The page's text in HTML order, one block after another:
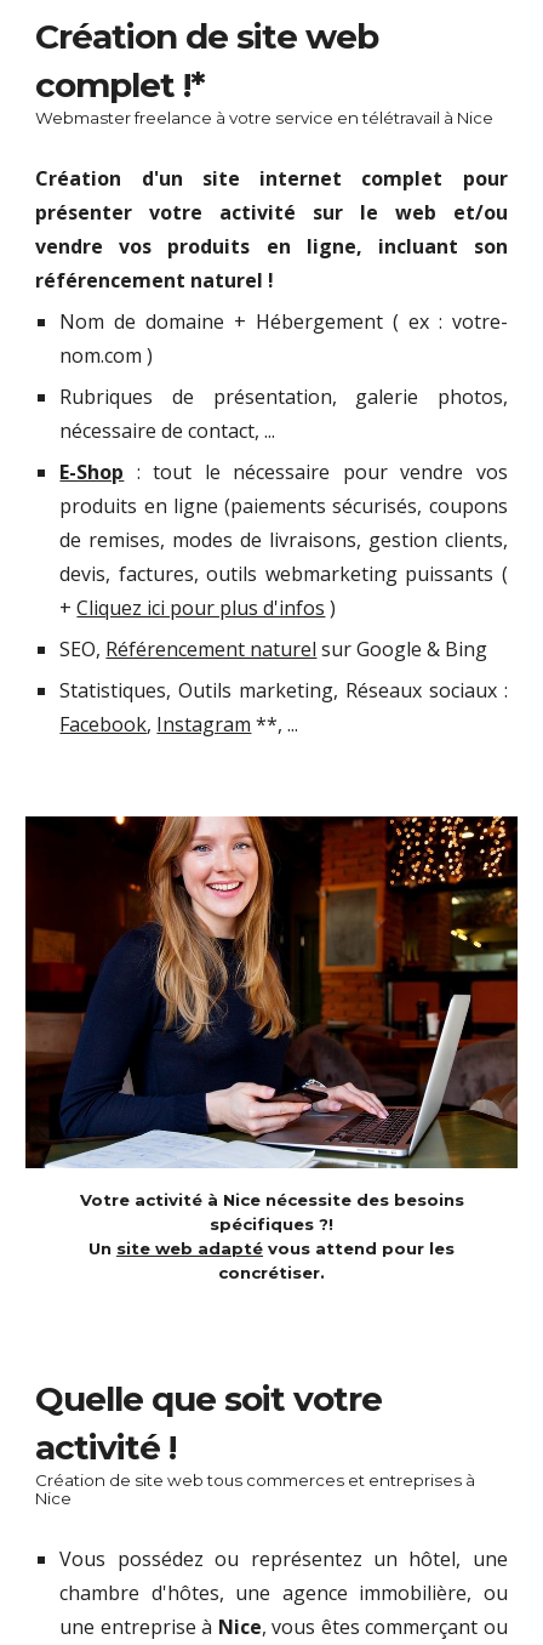
Création de site web
complet !*
Webmasterfreelance à votre service en télétravail à Nice
Création d'un site internet complet pour
présenter votre activité sur le web et/ou
vendre vos produits en ligne, incluant son
référencement naturel !
Nom de domaine + Hébergement ( ex : votre-
nom.com )
Rubriques de présentation, galerie photos,
nécessaire de contact, ...
E-Shop : tout le nécessaire pour vendre vos
produits en ligne (paiements sécurisés, coupons
de remises, modes de livraisons, gestion clients,
devis, factures, outils webmarketing puissants (
+Cliquez ici pour plus d'infos )
SEO, Référencement naturel sur Google & Bing
Statistiques, Outils marketing, Réseaux sociaux :
Facebook, Instagram **, ...
Votre activité à Nice nécessite des besoins
spécifiques ?!
Un site web adapté vous attend pour les
concrétiser.
Quelle que soit votre
activité !
Création de site web tous commerces et entreprises à
Nice
Vous possédez ou représentez un hôtel, une
chambre d'hôtes, une agence immobilière, ou
une entreprise à Nice, vous êtes commerçant ou